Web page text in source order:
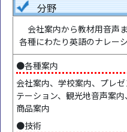
分野
会社案内から教材用音声
各種にわたり英語のナレー
●各種案内
会社案内、学校案内、プレゼ
テーション、観光地音声案内、
商品案内
●技術